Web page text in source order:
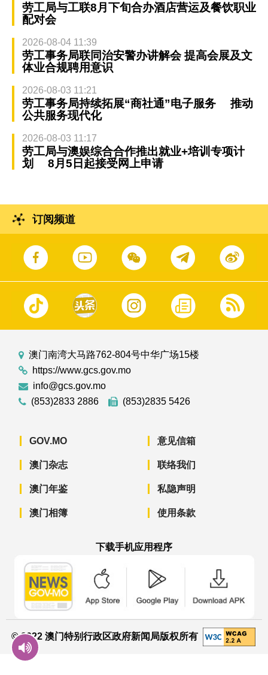
劳工局与工联8月下旬合办酒店营运及餐饮职业
配对会
2026-08-04 11:39
劳工事务局联同治安警办讲解会 提高会展及文
体业合规聘用意识
2026-08-03 11:21
劳工事务局持续拓展“商社通”电子服务 推动
公共服务现代化
2026-08-03 11:17
劳工局与澳娱综合合作推出就业+培训专项计
划 8月5日起接受网上申请
订阅频道
澳门南湾大马路762-804号中华广场15楼
https://www.gcs.gov.mo
info@gcs.gov.mo
(853)2833 2886
(853)2835 5426
GOV.MO
澳门杂志
澳门年鉴
澳门相簿
意见信箱
联络我们
私隐声明
使用条款
下载手机应用程序
© 2022 澳门特别行政区政府新闻局版权所有